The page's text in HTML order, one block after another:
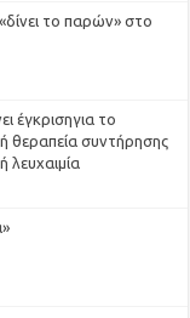
το παρών» στο
έγκρισηγια το
θεραπεία συντήρησης
λευχαιμία